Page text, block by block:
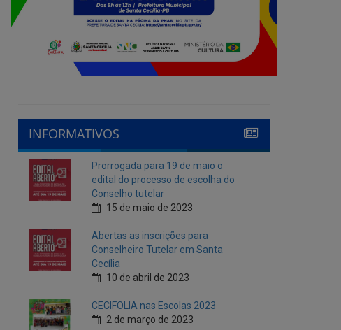
INFORMATIVOS
Conselho tutelar
15 de maio de 2023
Abertas as inscrições para
Conselheiro Tutelar em Santa
Cecília
CECIFOLIA nas Escolas 2023
2 de março de 2023
Santa Cecília é destaque em
transparência pública